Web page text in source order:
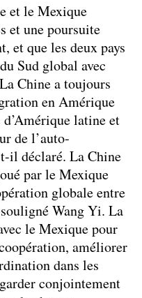
et le Mexique
et une poursuite
et que les deux pays
Sud global avec
Chine a toujours
en Amérique
latine et
de l’auto-
il déclaré. La Chine
par le Mexique
globale entre
Wang Yi. La
le Mexique pour
améliorer
dans les
conjointement